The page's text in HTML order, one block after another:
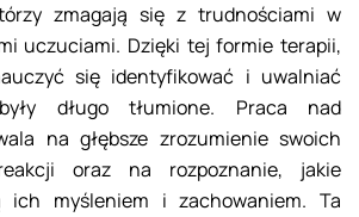
zmagają się z trudnościami w
uczuciami. Dzięki tej formie terapii,
się identyfikować i uwalniać
długo tłumione. Praca nad
na głębsze zrozumienie swoich
oraz na rozpoznanie, jakie
ich myśleniem i zachowaniem. Ta